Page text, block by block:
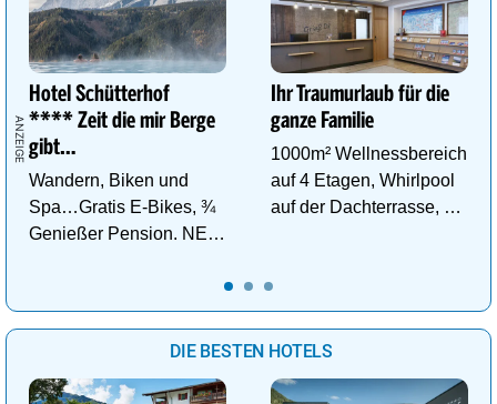
Hotel Schütterhof
**** Zeit die mir Berge
gibt…
Wandern, Biken und
Spa…Gratis E-Bikes, ¾
Genießer Pension. NEU:
Ihr Traumurlaub für die
ganze Familie
1000m² Wellnessbereich
auf 4 Etagen, Whirlpool
auf der Dachterrasse, 4
DIE BESTEN HOTELS